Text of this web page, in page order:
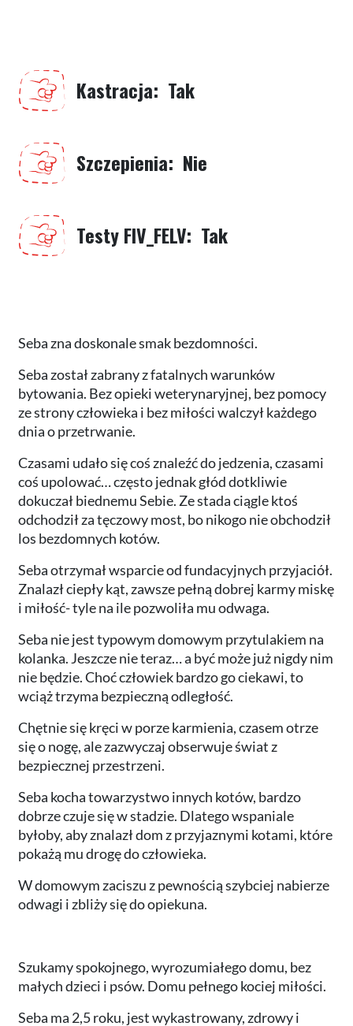
Kastracja Tak
Szczepienia Nie
Testy FIV_FELV Tak
Seba zna doskonale smak bezdomności.
Seba został zabrany z fatalnych warunków
bytowania. Bez opieki weterynaryjnej, bez pomocy
ze strony człowieka i bez miłości walczył każdego
dnia o przetrwanie.
Czasami udało się coś znaleźć do jedzenia, czasami
coś upolować… często jednak głód dotkliwie
dokuczał biednemu Sebie. Ze stada ciągle ktoś
odchodził za tęczowy most, bo nikogo nie obchodził
los bezdomnych kotów.
Seba otrzymał wsparcie od fundacyjnych przyjaciół.
Znalazł ciepły kąt, zawsze pełną dobrej karmy miskę
i miłość- tyle na ile pozwoliła mu odwaga.
Seba nie jest typowym domowym przytulakiem na
kolanka. Jeszcze nie teraz… a być może już nigdy nim
nie będzie. Choć człowiek bardzo go ciekawi, to
wciąż trzyma bezpieczną odległość.
Chętnie się kręci w porze karmienia, czasem otrze
się o nogę, ale zazwyczaj obserwuje świat z
bezpiecznej przestrzeni.
Seba kocha towarzystwo innych kotów, bardzo
dobrze czuje się w stadzie. Dlatego wspaniale
byłoby, aby znalazł dom z przyjaznymi kotami, które
pokażą mu drogę do człowieka.
W domowym zaciszu z pewnością szybciej nabierze
odwagi i zbliży się do opiekuna.
Szukamy spokojnego, wyrozumiałego domu, bez
małych dzieci i psów. Domu pełnego kociej miłości.
Seba ma 2,5 roku, jest wykastrowany, zdrowy i